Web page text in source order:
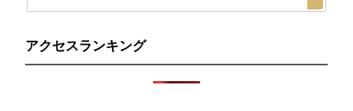
アクセスランキング